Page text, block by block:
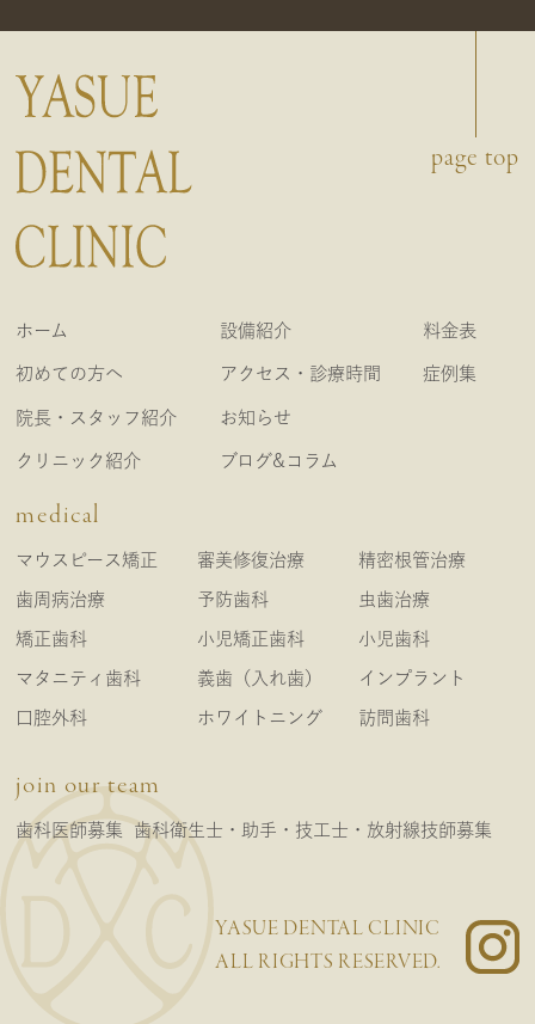
ホーム
初めての方へ
院長・スタッフ紹介
クリニック紹介
設備紹介
アクセス・診療時間
お知らせ
ブログ&コラム
料金表
症例集
medical
マウスピース矯正 審美修復治療 精密根管治療
歯周病治療 予防歯科 虫歯治療
矯正歯科 小児矯正歯科 小児歯科
マタニティ歯科 義歯（入れ歯） インプラント
口腔外科 ホワイトニング 訪問歯科
join our team
歯科医師募集 歯科衛生士・助手・技工士・放射線技師募集
YASUE DENTAL CLINIC
ALL RIGHTS RESERVED.
page top